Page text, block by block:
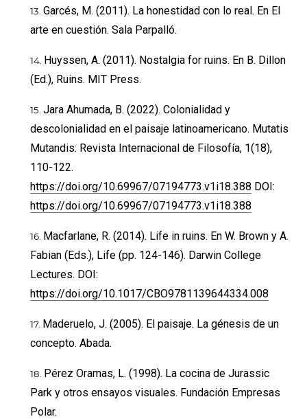
Garcés, M. (2011). La honestidad con lo real. En El
arte en cuestión. Sala Parpalló.
Huyssen, A. (2011). Nostalgia for ruins. En B. Dillon
(Ed.), Ruins. MIT Press.
Jara Ahumada, B. (2022). Colonialidad y
descolonialidad en el paisaje latinoamericano. Mutatis
Mutandis: Revista Internacional de Filosofía, 1(18),
110-122.
https://doi.org/10.69967/07194773.v1i18.388 DOI:
https://doi.org/10.69967/07194773.v1i18.388
Macfarlane, R. (2014). Life in ruins. En W. Brown y A.
Fabian (Eds.), Life (pp. 124-146). Darwin College
Lectures. DOI:
https://doi.org/10.1017/CBO9781139644334.008
Maderuelo, J. (2005). El paisaje. La génesis de un
concepto. Abada.
Pérez Oramas, L. (1998). La cocina de Jurassic
Park y otros ensayos visuales. Fundación Empresas
Polar.